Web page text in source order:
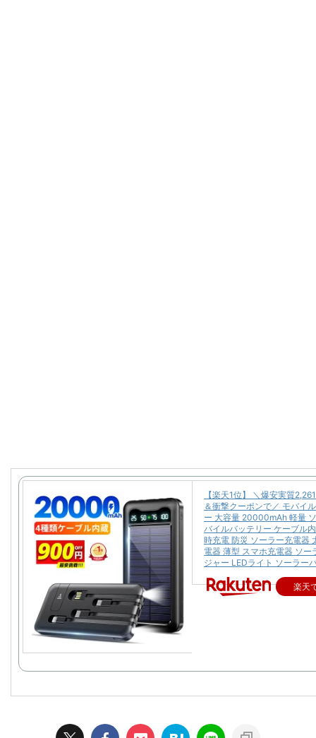
【楽天1位】 ＼爆安実質
＆衝撃クーポンで／ モバイ
ー 大容量 20000mAh 軽量
バイルバッテリー ケーブル
時充電 防災 ソーラー充電器
電器 薄型 スマホ充電器 ソー
ジャー LEDライト ソーラー
楽天